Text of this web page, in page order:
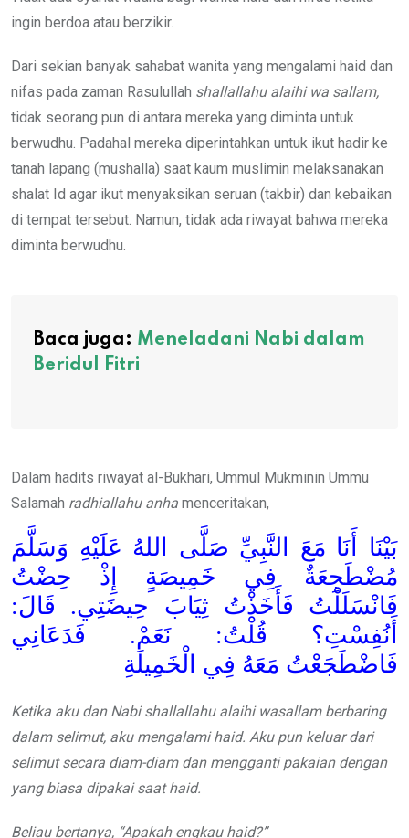
ingin berdoa atau berzikir.
Dari sekian banyak sahabat wanita yang mengalami haid dan
nifas pada zaman Rasulullah shallallahu alaihi wa sallam,
tidak seorang pun di antara mereka yang diminta untuk
berwudhu. Padahal mereka diperintahkan untuk ikut hadir ke
tanah lapang (mushalla) saat kaum muslimin melaksanakan
shalat Id agar ikut menyaksikan seruan (takbir) dan kebaikan
di tempat tersebut. Namun, tidak ada riwayat bahwa mereka
diminta berwudhu.
Baca juga: Meneladani Nabi dalam
Beridul Fitri
Dalam hadits riwayat al-Bukhari, Ummul Mukminin Ummu
Salamah radhiallahu anha menceritakan,
بَيْنَا أَنَا مَعَ النَّبِيِّ صَلَّى اللهُ عَلَيْهِ وَسَلَّمَ
مُضْطَجِعَةٌ فِي خَمِيصَةٍ إِذْ حِضْتُ
فَانْسَلَلْتُ فَأَخَذْتُ ثِيَابَ حِيضَتِي. قَالَ:
أَنُفِسْتِ؟ قُلْتُ: نَعَمْ. فَدَعَانِي
فَاضْطَجَعْتُ مَعَهُ فِي الْخَمِيلَةِ
Ketika aku dan Nabi shallallahu alaihi wasallam berbaring
dalam selimut, aku mengalami haid. Aku pun keluar dari
selimut secara diam-diam dan mengganti pakaian dengan
yang biasa dipakai saat haid.
Beliau bertanya, “Apakah engkau haid?”